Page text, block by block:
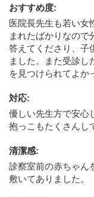
おすすめ度:
医院長先生も若い女
まれたばかりなので
答えてくださり、子
ました。また受診し
を見つけられてよか
対応:
優しい先生方で安心
抱っこもたくさんし
清潔感:
診察室前の赤ちゃん
敷いてありました。